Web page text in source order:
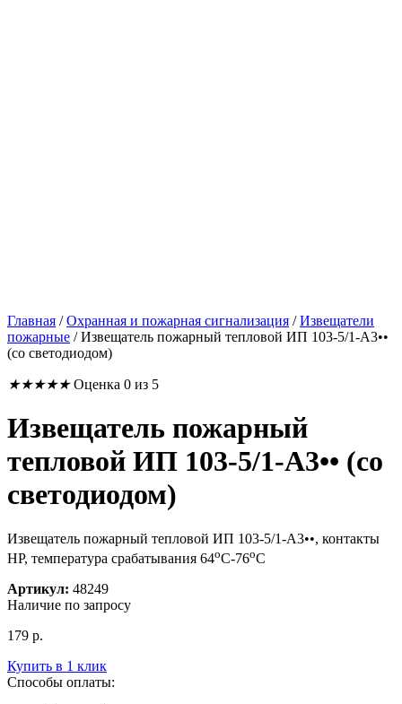
Главная /Охранная и пожарная сигнализация /Извещатели
пожарные /Извещатель пожарный тепловой ИП 103-5/1-А3••
(со светодиодом)
★★★★★ Оценка 0 из 5
Извещатель пожарный
тепловой ИП 103-5/1-А3•• (со
светодиодом)
Извещатель пожарный тепловой ИП 103-5/1-А3••, контакты
НР, температура срабатывания 64оС-76оС
Артикул: 48249
Наличие по запросу
179 р.
Купить в 1 клик
Способы оплаты: